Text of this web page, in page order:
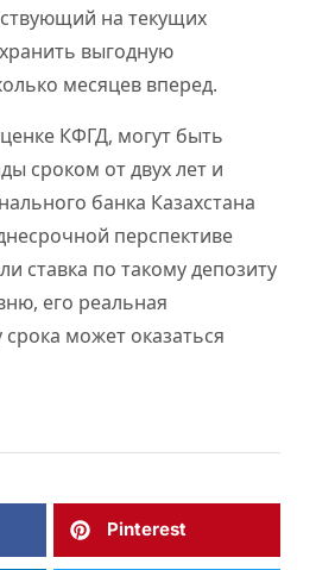
на текущих
выгодную
месяцев вперед.
КФГД, могут быть
сроком от двух лет и
банка Казахстана
перспективе
ставка по такому депозиту
его реальная
может оказаться
Pinterest